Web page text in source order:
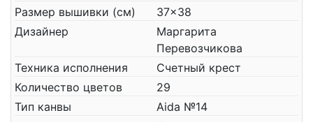
Размер вышивки (см)
37x38
Дизайнер
Маргарита
Перевозчикова
Техника исполнения
Счетный крест
Количество цветов
29
Тип канвы
Aida №14